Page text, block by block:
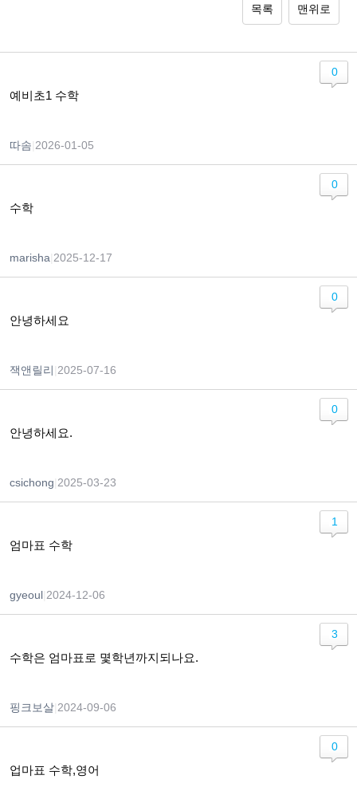
목록 맨위로
예비초1 수학
따솜 2026-01-05
0
수학
marisha 2025-12-17
0
안녕하세요
잭앤릴리 2025-07-16
0
안녕하세요.
csichong 2025-03-23
0
엄마표 수학
gyeoul 2024-12-06
1
수학은 엄마표로 몇학년까지되나요.
핑크보살 2024-09-06
3
업마표 수학,영어
0